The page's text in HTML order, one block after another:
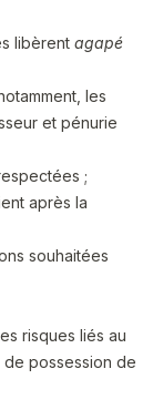
libèrent agapé
les
et pénurie
;
après la
souhaitées
risques liés au
possession de